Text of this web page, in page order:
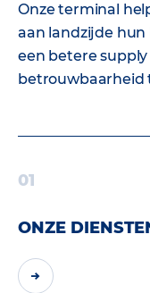
Onze terminal
aan landzijde
een betere
betrouwbaarheid
01
ONZE